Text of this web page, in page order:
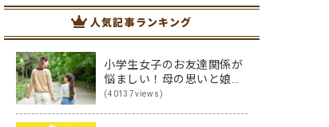
ありますが、私はもし開催されるな
ら、子供たちと…
人気記事ランキング
小学生女子のお友達関係が
悩ましい！母の思いと娘の
思いを伝え合った親子
(40137views)